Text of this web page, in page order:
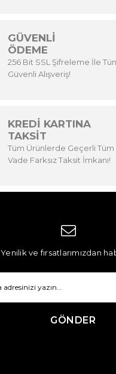
GÜVENLİ
ÖDEME
256 Bit SSL Şifreleme İle
Güvenli Alışveriş!
KREDİ KARTINA
TAKSİT
Tüm Ürünlerde Geçerli Tüm
Vade Farksız Taksit İmkanı!
Yenilik ve fırsatlarımızdan
GÖNDER